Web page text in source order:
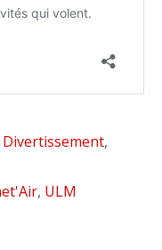
Divertissement,
, ULM